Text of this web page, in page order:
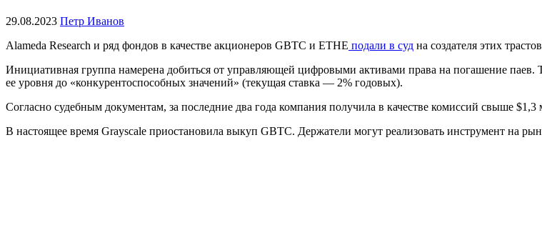
29.08.2023 Петр Иванов
Alameda Research и ряд фондов в качестве акционеров GBTC и ETHE подали в суд на создателя этих
Инициативная группа намерена добиться от управляющей цифровыми активами права на погашение
ее уровня до «конкурентоспособных значений» (текущая ставка — 2% годовых).
Согласно судебным документам, за последние два года компания получила в качестве комиссий свыше $1,3
В настоящее время Grayscale приостановила выкуп GBTC. Держатели могут реализовать инструмент на